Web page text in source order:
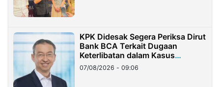
KPK Didesak Segera Periksa Dirut
Bank BCA Terkait Dugaan
Keterlibatan dalam Kasus
Hilangnya Dana Nasabah Rp2,58
Miliar
07/08/2026 - 09:06